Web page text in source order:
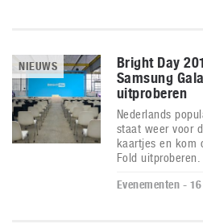
NIEUWS
Bright Day
Samsung
uitproberen
Nederlands
staat weer voor
kaartjes en kom
Fold uitproberen.
Evenementen -